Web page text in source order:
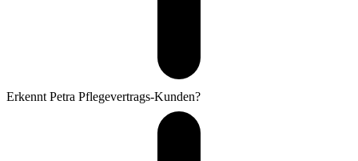
Erkennt Petra Pflegevertrags-Kunden?